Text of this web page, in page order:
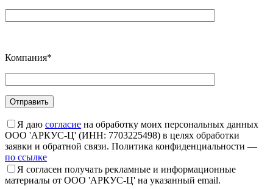
Компания*
Я даю согласие на обработку моих персональных данных
ООО 'АРКУС-Ц' (ИНН: 7703225498) в целях обработки
заявки и обратной связи. Политика конфиденциальности —
по ссылке
Я согласен получать рекламные и информационные
материалы от ООО 'АРКУС-Ц' на указанный email.